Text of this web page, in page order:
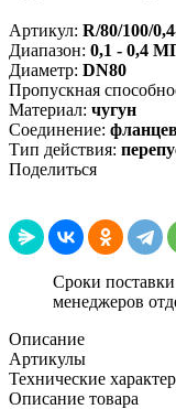
Артикул: R/80/100/
Диапазон: 0,1 - 0,4
Диаметр: DN80
Пропускная
Материал: чугун
Соединение:
Тип действия:
Поделиться
Сроки
менеджеров
Описание
Артикулы
Технические
Описание товара